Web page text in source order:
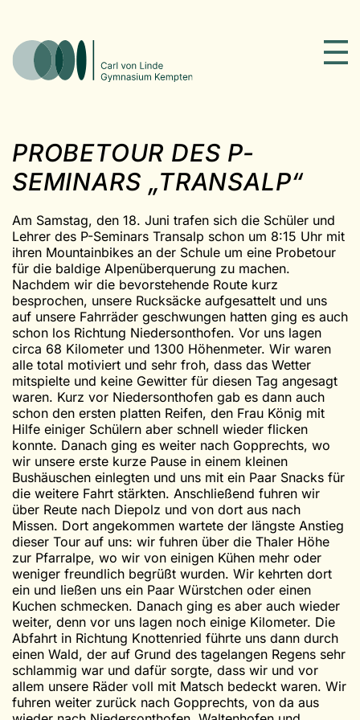
PROBETOUR DES P-
SEMINARS „TRANSALP“
Am Samstag, den 18. Juni trafen sich die Schüler und
Lehrer des P-Seminars Transalp schon um 8:15 Uhr mit
ihren Mountainbikes an der Schule um eine Probetour
für die baldige Alpenüberquerung zu machen.
Nachdem wir die bevorstehende Route kurz
besprochen, unsere Rucksäcke aufgesattelt und uns
auf unsere Fahrräder geschwungen hatten ging es auch
schon los Richtung Niedersonthofen. Vor uns lagen
circa 68 Kilometer und 1300 Höhenmeter. Wir waren
alle total motiviert und sehr froh, dass das Wetter
mitspielte und keine Gewitter für diesen Tag angesagt
waren. Kurz vor Niedersonthofen gab es dann auch
schon den ersten platten Reifen, den Frau König mit
Hilfe einiger Schülern aber schnell wieder flicken
konnte. Danach ging es weiter nach Gopprechts, wo
wir unsere erste kurze Pause in einem kleinen
Bushäuschen einlegten und uns mit ein Paar Snacks für
die weitere Fahrt stärkten. Anschließend fuhren wir
über Reute nach Diepolz und von dort aus nach
Missen. Dort angekommen wartete der längste Anstieg
dieser Tour auf uns: wir fuhren über die Thaler Höhe
zur Pfarralpe, wo wir von einigen Kühen mehr oder
weniger freundlich begrüßt wurden. Wir kehrten dort
ein und ließen uns ein Paar Würstchen oder einen
Kuchen schmecken. Danach ging es aber auch wieder
weiter, denn vor uns lagen noch einige Kilometer. Die
Abfahrt in Richtung Knottenried führte uns dann durch
einen Wald, der auf Grund des tagelangen Regens sehr
schlammig war und dafür sorgte, dass wir und vor
allem unsere Räder voll mit Matsch bedeckt waren. Wir
fuhren weiter zurück nach Gopprechts, von da aus